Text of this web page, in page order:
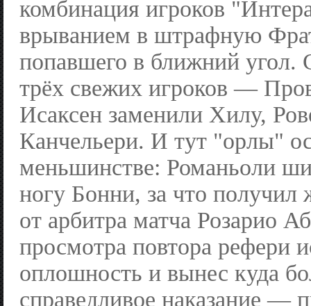
комбинация игроков
врыванием в штрафную
попавшего в ближний угол.
трёх свежих игроков —
Исаксен заменили Хилу,
Канчельери. И тут "орлы"
меньшинстве: Романьоли
ногу Бонни, за что получил
от арбитра матча Розарио
просмотра повтора рефери
оплошность и вынес куда
справедливое наказание —